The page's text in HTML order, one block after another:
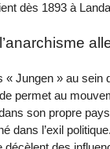
dès 1893 à
« Jungen » au sein
permet au
son propre
dans l’exil